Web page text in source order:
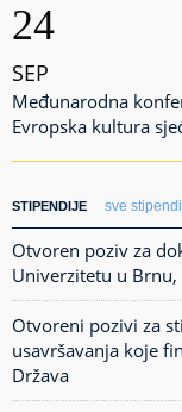
24
SEP
Međunarodna
Evropska kultura
STIPENDIJE sve
Otvoren poziv za
Univerzitetu u Brnu,
Otvoreni pozivi za
usavršavanja koje
Država